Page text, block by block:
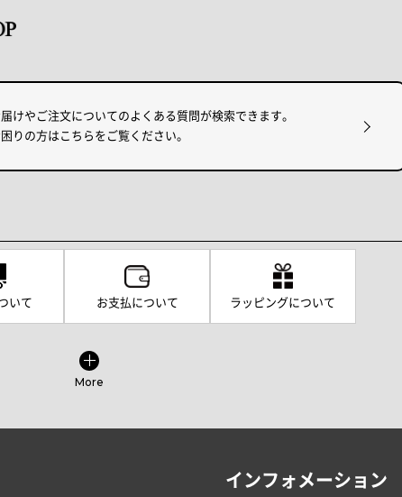
けやご注文についてのよくある質問が検索できます。
りの方はこちらをご覧ください。
いて お支払について ラッピングについて
More
インフォメーション